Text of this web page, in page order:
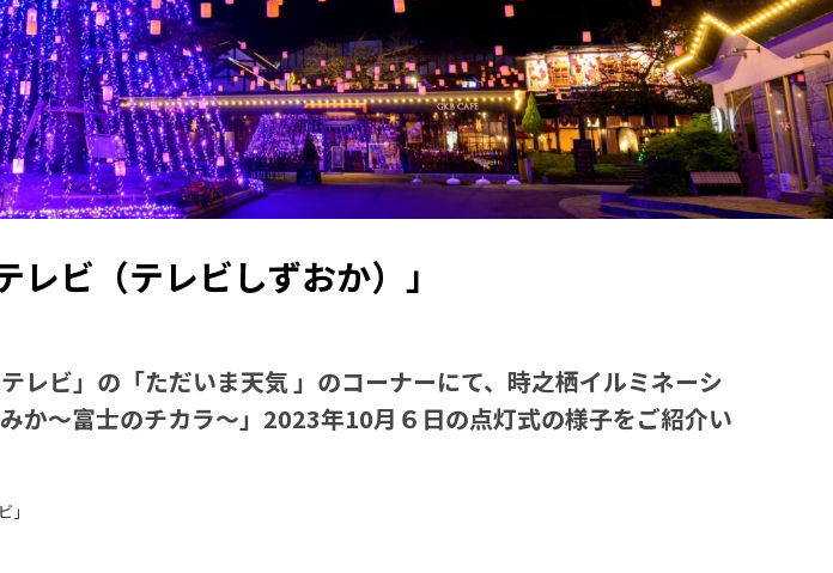
ビ（テレビしずおか）」
レビ」の「ただいま天気 」のコーナーにて、時之栖イルミネーシ
か～富士のチカラ～」2023年10月６日の点灯式の様子をご紹介い
」